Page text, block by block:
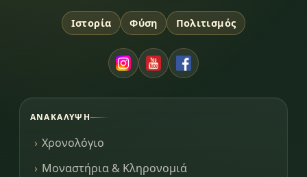
Ιστορία Φύση Πολιτισμός
ΑΝΑΚΆΛΥΨΗ
Χρονολόγιο
Μοναστήρια & Κληρονομιά